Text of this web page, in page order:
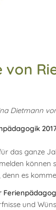
Dietmann
das ganze
können
es
und